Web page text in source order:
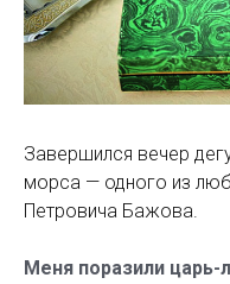
Завершился вечер
морса — одного из
Петровича Бажова.
Меня поразили царь-